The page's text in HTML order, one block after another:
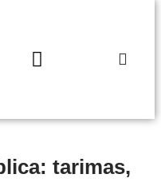
tarimas,